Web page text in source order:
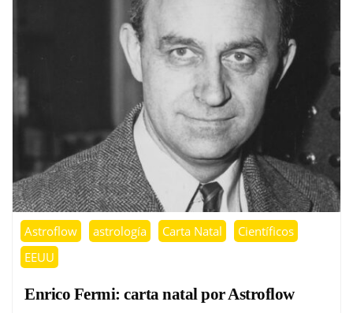
Astroflow astrología Carta Natal
Científicos
EEUU
Enrico Fermi: carta natal por Astroflow